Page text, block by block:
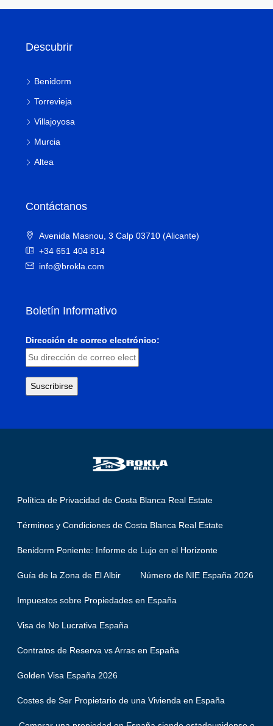
Descubrir
Benidorm
Torrevieja
Villajoyosa
Murcia
Altea
Contáctanos
Avenida Masnou, 3 Calp 03710 (Alicante)
+34 651 404 814
info@brokla.com
Boletín Informativo
Dirección de correo electrónico:
Política de Privacidad de Costa Blanca Real Estate
Términos y Condiciones de Costa Blanca Real Estate
Benidorm Poniente: Informe de Lujo en el Horizonte
Guía de la Zona de El Albir Número de NIE España 2026
Impuestos sobre Propiedades en España
Visa de No Lucrativa España
Contratos de Reserva vs Arras en España
Golden Visa España 2026
Costes de Ser Propietario de una Vivienda en España